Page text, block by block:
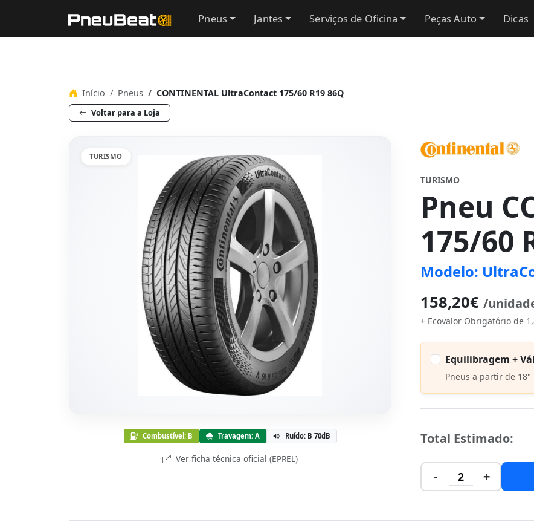
Pneus Jantes Serviços de Oficina Peças Auto Dicas
Início Pneus CONTINENTAL UltraContact 175/60 R19 86Q
Voltar para a Loja
TURISMO
Combustível: B Travagem: A Ruído: B 70dB
Ver ficha técnica oficial (EPREL)
TURISMO
Pneu
175/60
Modelo:
158,20€ /
+ Ecovalor Obrigatório de
Equilibragem +
Pneus a partir de 18"
Total Estimado:
- 2 +